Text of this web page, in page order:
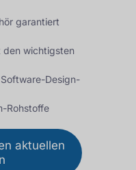
garantiert
den wichtigsten
Design-
Rohstoffe
aktuellen